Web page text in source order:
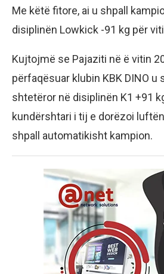
Me këtë fitore, ai u shpall
disiplinën Lowkick -91 kg për
Kujtojmë se Pajaziti në ë vitin
përfaqësuar klubin KBK DINO u
shtetëror në disiplinën K1 +91
kundërshtari i tij e dorëzoi
shpall automatikisht kampion.